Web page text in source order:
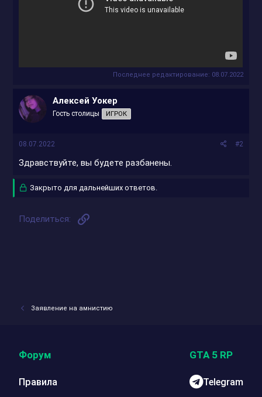
Последнее редактирование: 08.07.2022
Алексей Уокер
Гость столицы ИГРОК
08.07.2022 #2
Здравствуйте, вы будете разбанены.
Закрыто для дальнейших ответов.
Поделиться:
Заявление на амнистию
Форум
Правила
GTA 5 RP
Telegram